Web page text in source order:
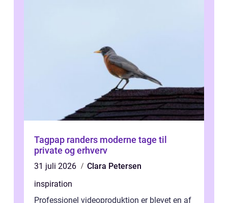
Tagpap randers moderne tage til
private og erhverv
31 juli 2026
Clara Petersen
inspiration
Professionel videoproduktion er blevet en af